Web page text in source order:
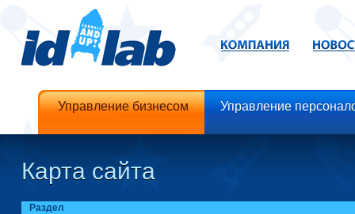
Управление бизнесом Управление
Карта сайта
Раздел